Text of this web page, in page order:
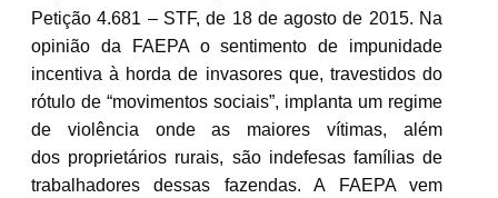
Petição 4.681 – STF, de 18 de agosto de 2015. Na
opinião da FAEPA o sentimento de impunidade
incentiva à horda de invasores que, travestidos do
rótulo de “movimentos sociais”, implanta um regime
de violência onde as maiores vítimas, além
dos proprietários rurais, são indefesas famílias de
trabalhadores dessas fazendas. A FAEPA vem